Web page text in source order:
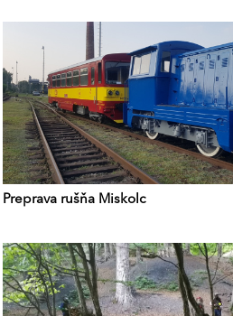
Preprava rušňa Miskolc